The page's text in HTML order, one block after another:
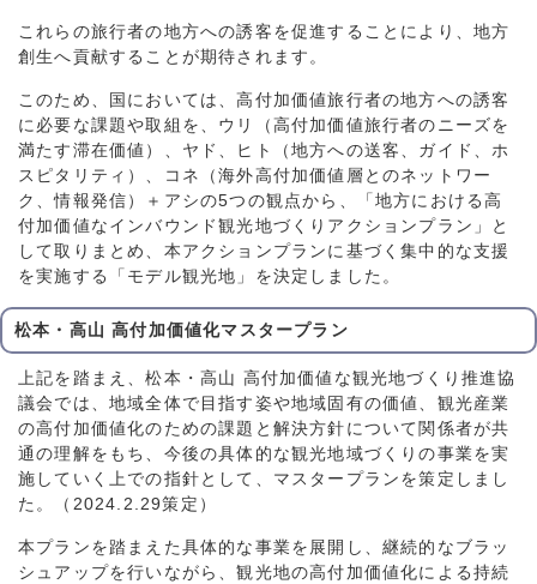
これらの旅行者の地方への誘客を促進することにより、地方
創生へ貢献することが期待されます。
このため、国においては、高付加価値旅行者の地方への誘客
に必要な課題や取組を、ウリ（高付加価値旅行者のニーズを
満たす滞在価値）、ヤド、ヒト（地方への送客、ガイド、ホ
スピタリティ）、コネ（海外高付加価値層とのネットワー
ク、情報発信）＋アシの5つの観点から、「地方における高
付加価値なインバウンド観光地づくりアクションプラン」と
して取りまとめ、本アクションプランに基づく集中的な支援
を実施する「モデル観光地」を決定しました。
松本・高山 高付加価値化マスタープラン
上記を踏まえ、松本・高山 高付加価値な観光地づくり推進協
議会では、地域全体で目指す姿や地域固有の価値、観光産業
の高付加価値化のための課題と解決方針について関係者が共
通の理解をもち、今後の具体的な観光地域づくりの事業を実
施していく上での指針として、マスタープランを策定しまし
た。（2024.2.29策定）
本プランを踏まえた具体的な事業を展開し、継続的なブラッ
シュアップを行いながら、観光地の高付加価値化による持続